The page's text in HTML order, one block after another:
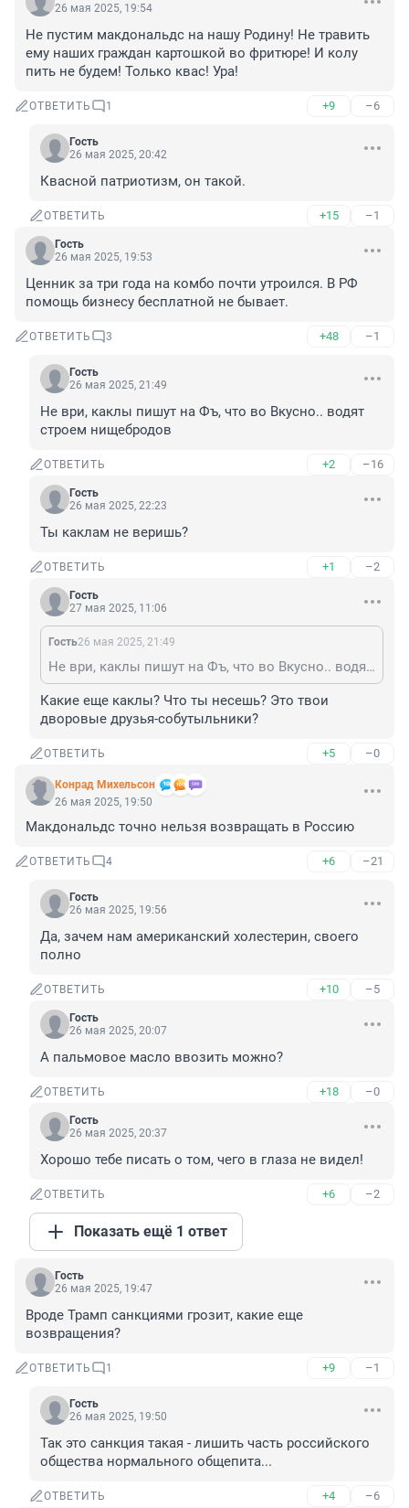
26 мая 2025, 19:54
Не пустим макдональдс на нашу Родину! Не травить
ему наших граждан картошкой во фритюре! И колу
пить не будем! Только квас! Ура!
ОТВЕТИТЬ 1 +9 –6
Гость
26 мая 2025, 20:42
Квасной патриотизм, он такой.
ОТВЕТИТЬ +15 –1
Гость
26 мая 2025, 19:53
Ценник за три года на комбо почти утроился. В РФ
помощь бизнесу бесплатной не бывает.
ОТВЕТИТЬ 3 +48 –1
Гость
26 мая 2025, 21:49
Не ври, каклы пишут на Фъ, что во Вкусно.. водят
строем нищебродов
ОТВЕТИТЬ +2 –16
Гость
26 мая 2025, 22:23
Ты каклам не веришь?
ОТВЕТИТЬ +1 –2
Гость
27 мая 2025, 11:06
Гость26 мая 2025, 21:49
Не ври, каклы пишут на Фъ, что во Вкусно.. водят строем нищебродов
Какие еще каклы? Что ты несешь? Это твои
дворовые друзья-собутыльники?
ОТВЕТИТЬ +5 –0
Конрад Михельсон
26 мая 2025, 19:50
Макдональдс точно нельзя возвращать в Россию
ОТВЕТИТЬ 4 +6 –21
Гость
26 мая 2025, 19:56
Да, зачем нам американский холестерин, своего
полно
ОТВЕТИТЬ +10 –5
Гость
26 мая 2025, 20:07
А пальмовое масло ввозить можно?
ОТВЕТИТЬ +18 –0
Гость
26 мая 2025, 20:37
Хорошо тебе писать о том, чего в глаза не видел!
ОТВЕТИТЬ +6 –2
Показать ещё 1 ответ
Гость
26 мая 2025, 19:47
Вроде Трамп санкциями грозит, какие еще
возвращения?
ОТВЕТИТЬ 1 +9 –1
Гость
26 мая 2025, 19:50
Так это санкция такая - лишить часть российского
общества нормального общепита...
ОТВЕТИТЬ +4 –6